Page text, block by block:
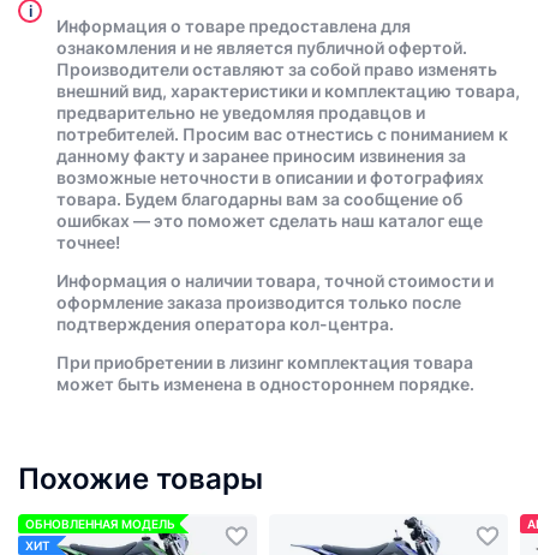
i
Информация о товаре предоставлена для
ознакомления и не является публичной офертой.
Производители оставляют за собой право изменять
внешний вид, характеристики и комплектацию товара,
предварительно не уведомляя продавцов и
потребителей. Просим вас отнестись с пониманием к
данному факту и заранее приносим извинения за
возможные неточности в описании и фотографиях
товара. Будем благодарны вам за сообщение об
ошибках — это поможет сделать наш каталог еще
точнее!
Информация о наличии товара, точной стоимости и
оформление заказа производится только после
подтверждения оператора кол-центра.
При приобретении в лизинг комплектация товара
может быть изменена в одностороннем порядке.
Похожие товары
ОБНОВЛЕННАЯ МОДЕЛЬ
ХИТ